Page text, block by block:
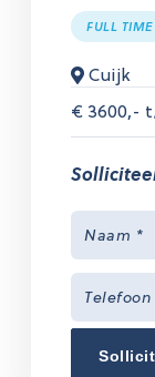
FULL TIME
Cuijk
€ 3600,-